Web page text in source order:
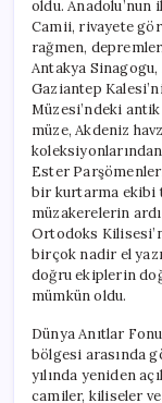
oldu.
Camii, rivayete
rağmen,
Antakya Sinagogu,
Gaziantep
Müzesi’ndeki
müze, Akdeniz
Ester
bir kurtarma ekibi
müzakerelerin
Ortodoks
birçok nadir el
doğru ekiplerin
mümkün oldu.
Dünya Anıtlar
bölgesi arasında
yılında yeniden
camiler, kiliseler